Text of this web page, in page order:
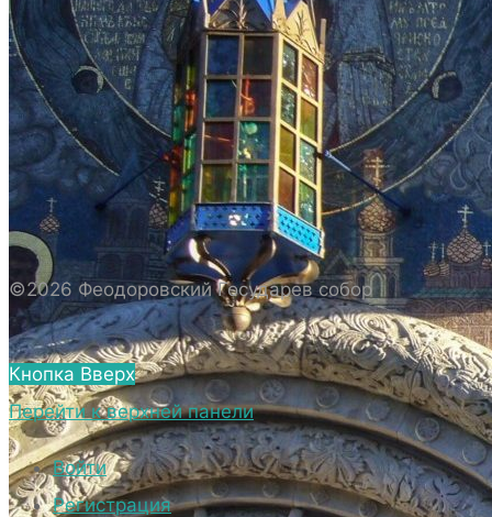
ИСТОРИЯ СОБОРА
ИСТОРИЯ ФЕОДОРОВСКОГО ГОСУДАРЕВА
СОБОРА
ПОЛОЖЕНИЕ И ВНУТРЕННИЙ
РАСПОРЯДОК СОБОРА
БИОГРАФИЧЕСКИЕ ДАННЫЕ
СВЯЩЕННОСЛУЖИТЕЛЕЙ СОБОРА.
ВНЕШНИЙ ВИД
ВНЕШНИЙ ВИД СОБОРА
ВЕРХНИЙ ХРАМ ФЕОДОРОВСКОГО
ГОСУДАРЕВА СОБОРА
НИЖНИЙ ХРАМ ФЕОДОРОВСКОГО
ГОСУДАРЕВА СОБОРА
©2026 Феодоровский Государев собор
Кнопка Вверх
Перейти к верхней панели
Войти
Регистрация